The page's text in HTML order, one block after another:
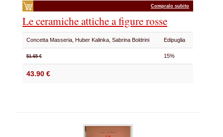
Compralo subito
Le ceramiche attiche a figure rosse
Concetta Masseria, Huber Kalinka, Sabrina Boldrini Edipuglia
51.65 € 15%
43.90 €